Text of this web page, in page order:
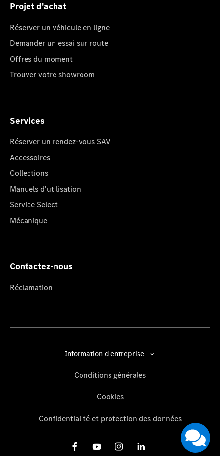
Projet d'achat
Réserver un véhicule en ligne
Demander un essai sur route
Offres du moment
Trouver votre showroom
Services
Réserver un rendez-vous SAV
Accessoires
Collections
Manuels d'utilisation
Service Select
Mécanique
Contactez-nous
Réclamation
Information d'entreprise
Conditions générales
Cookies
Confidentialité et protection des données